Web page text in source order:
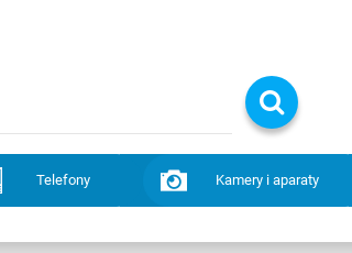
Telefony Kamery i aparaty